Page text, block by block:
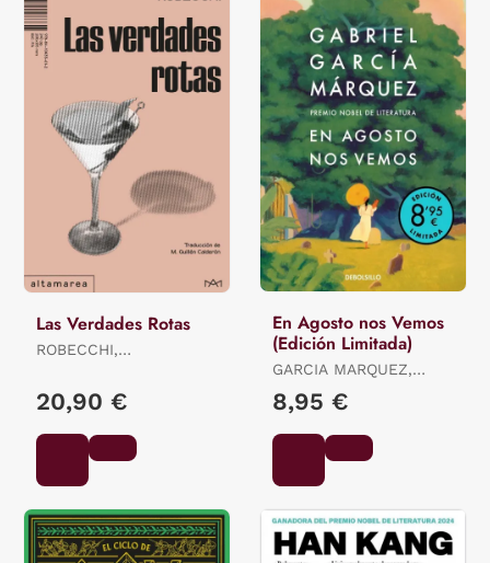
Las Verdades Rotas
ROBECCHI,
20,90 €
En Agosto nos Vemos
(Edición Limitada)
GARCIA MARQUEZ,
GABRIEL
8,95 €